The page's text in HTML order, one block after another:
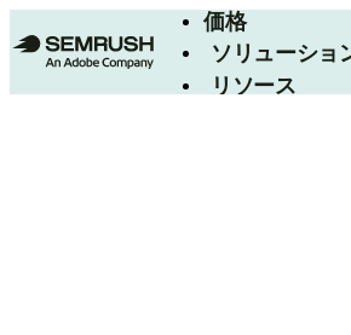
価格
ソリューショ
リソース